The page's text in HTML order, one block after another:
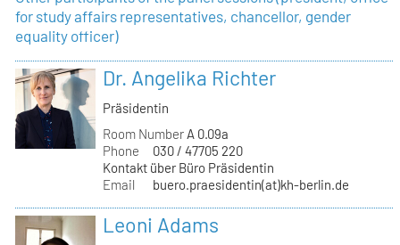
for study affairs representatives, chancellor, gender
equality officer)
Dr. Angelika Richter
Präsidentin
Room Number A 0.09a
Phone
030 / 47705 220
Kontakt über Büro Präsidentin
Email
buero.praesidentin(at)kh-berlin.de
Leoni Adams